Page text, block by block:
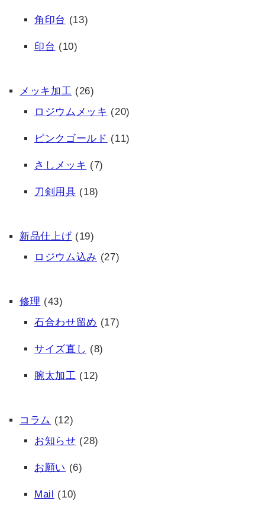
角印台 (13)
印台 (10)
メッキ加工 (26)
ロジウムメッキ (20)
ピンクゴールド (11)
さしメッキ (7)
刀剣用具 (18)
新品仕上げ (19)
ロジウム込み (27)
修理 (43)
石合わせ留め (17)
サイズ直し (8)
腕太加工 (12)
コラム (12)
お知らせ (28)
お願い (6)
Mail (10)